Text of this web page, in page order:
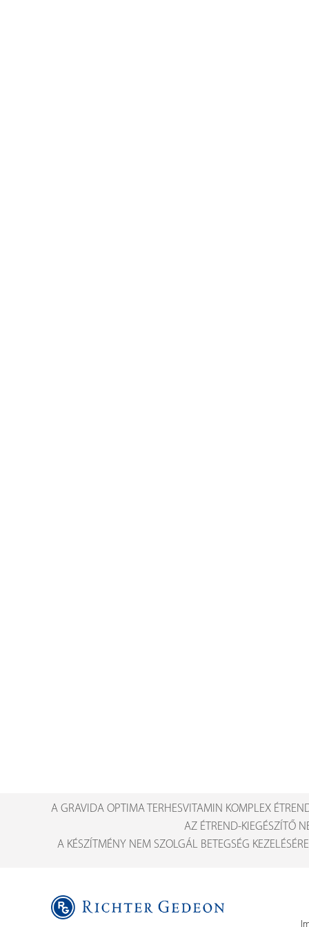
A GRAVIDA OPTIMA TERHESVITAMIN KOMPLEX
AZ ÉTREND-KIEGÉSZÍTŐ
A KÉSZÍTMÉNY NEM SZOLGÁL BETEGSÉG